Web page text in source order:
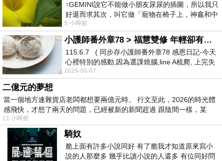
錄音機，要他說幾句話，讓悲傷的心情可以永遠埋
在那裡；黎耀輝則自己一個人去了瀑布。當何寶榮
仍在阿根廷街頭，放縱尋歡飄盪無依之時，小張和
黎耀輝已經決心回去自己的家。
3、《春光乍洩》的主題可以視為一個人如何找回在
愛情裡迷失的自我，進而重新建立起崩毀的生活。
而這個以愛情為主要表達的題材，最終又涉及了自
我認同的問題，只是與《阿飛正傳》剛好相反，阿
飛至始自終都無法跨越自己的情結，而黎耀輝則是
↑GEMINI說它不能做小朋友尿尿的插圖，所以我只
好退而求其次，叫它做「寵物在椅子上，神龕和中
年人臉孔」的畫了。 六月底
5 小時前
小護師番外章78 > 福慧雙修 年輕卻有個老靈魂 ㄑ金剛經〉podcast
115.6.7 ( 同步存小護師番外章78 感恩日記-今天
心裡特別的感動,因為選課燒腦,line A梳爬, 上完失
智課的她,特來傾
2026-08-07
二億元的夢想
當一個地方連雜貨店老闆都想要兩億元時。 行文至此，2026的時光體
感飛快，才想了兩天的問題，已經被新的新聞趕過 跟陰間一樣，某
11 小時前
騎奴
脆上面有許多小說同好 有了脆我才知道原來寫小
說的人那麼多 幾乎比讀小說的人還多 有位同好問